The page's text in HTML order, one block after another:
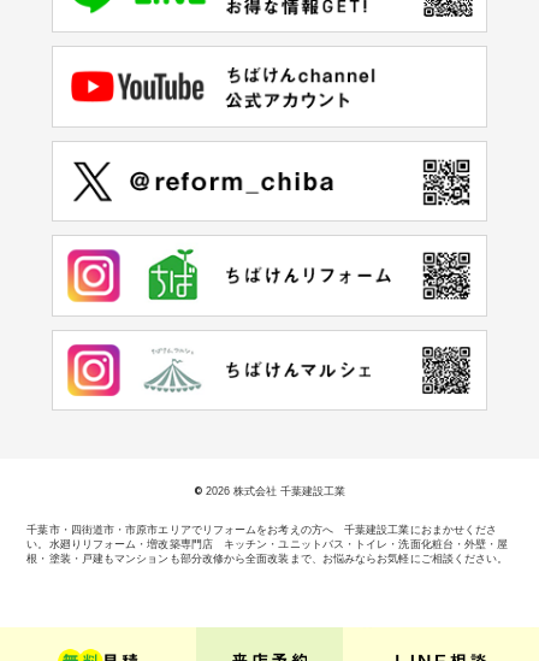
千葉市・四街道市・市原市エリアでリフォームをお考えの方へ 千葉建設工業におまかせくださ
い。 水廻りリフォーム・増改築専門店 キッチン・ユニットバス・トイレ・洗面化粧台・外壁・屋
根・塗装・戸建もマンションも部分改修から全面改装まで、お悩みならお気軽にご相談ください。
© 2026 株式会社 千葉建設工業